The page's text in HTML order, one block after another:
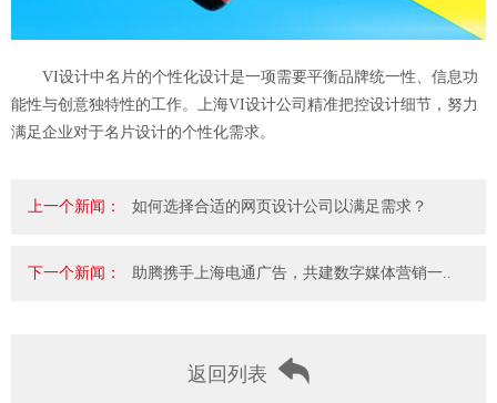
VI设计中名片的个性化设计是一项需要平衡品牌统一性、信息功
能性与创意独特性的工作。上海VI设计公司精准把控设计细节，努力
满足企业对于名片设计的个性化需求。
上一个新闻： 如何选择合适的网页设计公司以满足需求？
下一个新闻： 助腾携手上海电通广告，共建数字媒体营销一..
返回列表